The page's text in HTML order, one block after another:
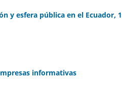
y esfera pública en el Ecuador,
informativas